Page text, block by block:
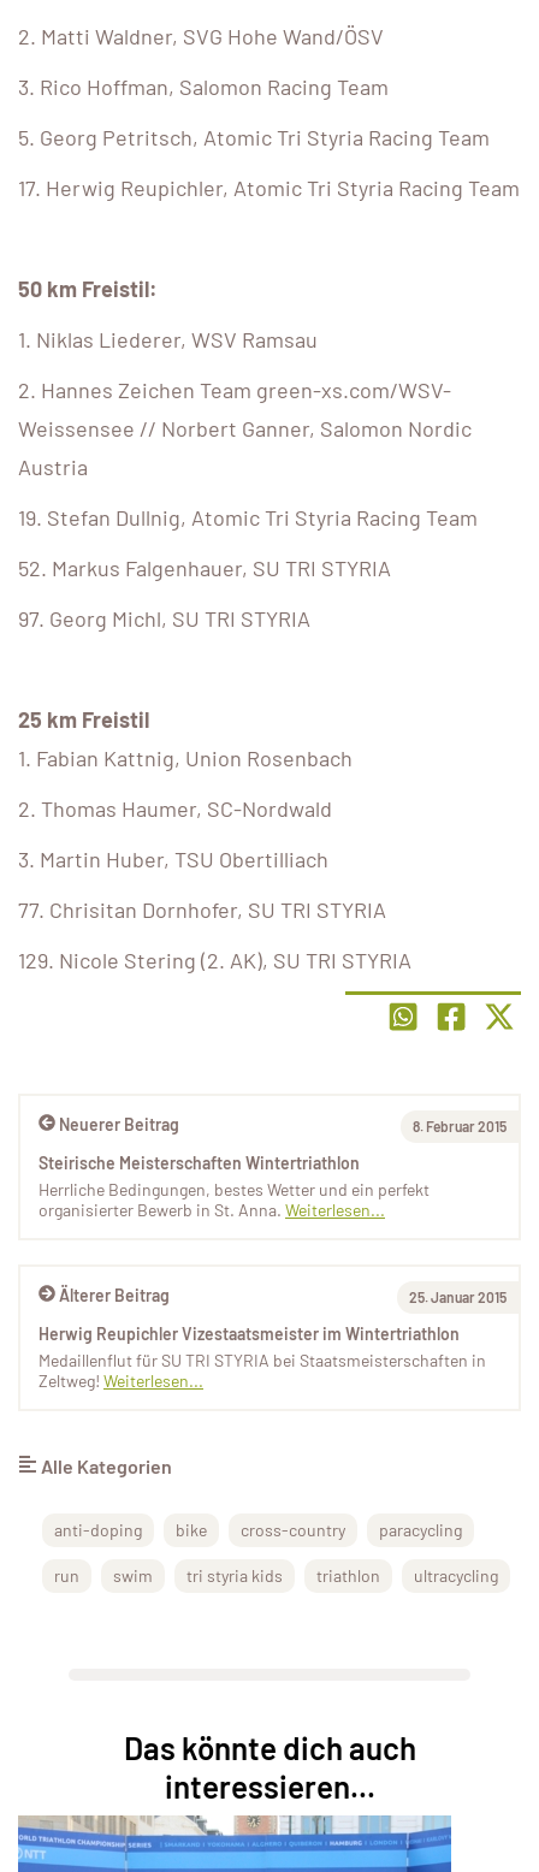
2. Matti Waldner, SVG Hohe Wand/ÖSV
3. Rico Hoffman, Salomon Racing Team
5. Georg Petritsch, Atomic Tri Styria Racing Team
17. Herwig Reupichler, Atomic Tri Styria Racing Team
50 km Freistil:
1. Niklas Liederer, WSV Ramsau
2. Hannes Zeichen Team green-xs.com/WSV-
Weissensee // Norbert Ganner, Salomon Nordic
Austria
19. Stefan Dullnig, Atomic Tri Styria Racing Team
52. Markus Falgenhauer, SU TRI STYRIA
97. Georg Michl, SU TRI STYRIA
25 km Freistil
1. Fabian Kattnig, Union Rosenbach
2. Thomas Haumer, SC-Nordwald
3. Martin Huber, TSU Obertilliach
77. Chrisitan Dornhofer, SU TRI STYRIA
129. Nicole Stering (2. AK), SU TRI STYRIA
Älterer Beitrag 25. Januar 2015
Herwig Reupichler Vizestaatsmeister im Wintertriathlon
Medaillenflut für SU TRI STYRIA bei Staatsmeisterschaften in
Zeltweg! Weiterlesen...
Neuerer Beitrag 8. Februar 2015
Steirische Meisterschaften Wintertriathlon
Herrliche Bedingungen, bestes Wetter und ein perfekt
organisierter Bewerb in St. Anna. Weiterlesen...
Alle Kategorien
anti-doping bike cross-country paracycling
run swim tri styria kids triathlon ultracycling
Das könnte dich auch
interessieren...